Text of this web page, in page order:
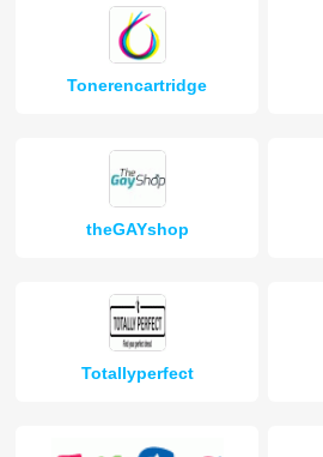
Tonerencartridge
theGAYshop
Totallyperfect